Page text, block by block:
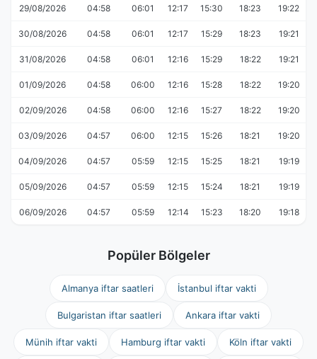
29/08/2026 04:58 06:01 12:17 15:30 18:23 19:22
30/08/2026 04:58 06:01 12:17 15:29 18:23 19:21
31/08/2026 04:58 06:01 12:16 15:29 18:22 19:21
01/09/2026 04:58 06:00 12:16 15:28 18:22 19:20
02/09/2026 04:58 06:00 12:16 15:27 18:22 19:20
03/09/2026 04:57 06:00 12:15 15:26 18:21 19:20
04/09/2026 04:57 05:59 12:15 15:25 18:21 19:19
05/09/2026 04:57 05:59 12:15 15:24 18:21 19:19
06/09/2026 04:57 05:59 12:14 15:23 18:20 19:18
Popüler Bölgeler
Almanya iftar saatleri İstanbul iftar vakti
Bulgaristan iftar saatleri Ankara iftar vakti
Münih iftar vakti Hamburg iftar vakti Köln iftar vakti